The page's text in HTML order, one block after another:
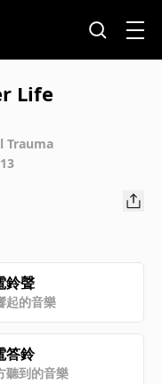
Life
Trauma
鈴聲
起的音樂
答鈴
聽到的音樂